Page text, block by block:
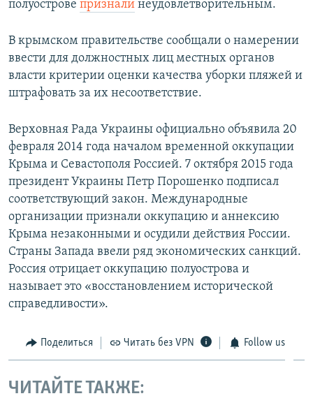
полуострове признали неудовлетворительным.
В крымском правительстве сообщали о намерении
ввести для должностных лиц местных органов
власти критерии оценки качества уборки пляжей и
штрафовать за их несоответствие.
Верховная Рада Украины официально объявила 20
февраля 2014 года началом временной оккупации
Крыма и Севастополя Россией. 7 октября 2015 года
президент Украины Петр Порошенко подписал
соответствующий закон. Международные
организации признали оккупацию и аннексию
Крыма незаконными и осудили действия России.
Страны Запада ввели ряд экономических санкций.
Россия отрицает оккупацию полуострова и
называет это «восстановлением исторической
справедливости».
Поделиться Читать без VPN Follow us
ЧИТАЙТЕ ТАКЖЕ: